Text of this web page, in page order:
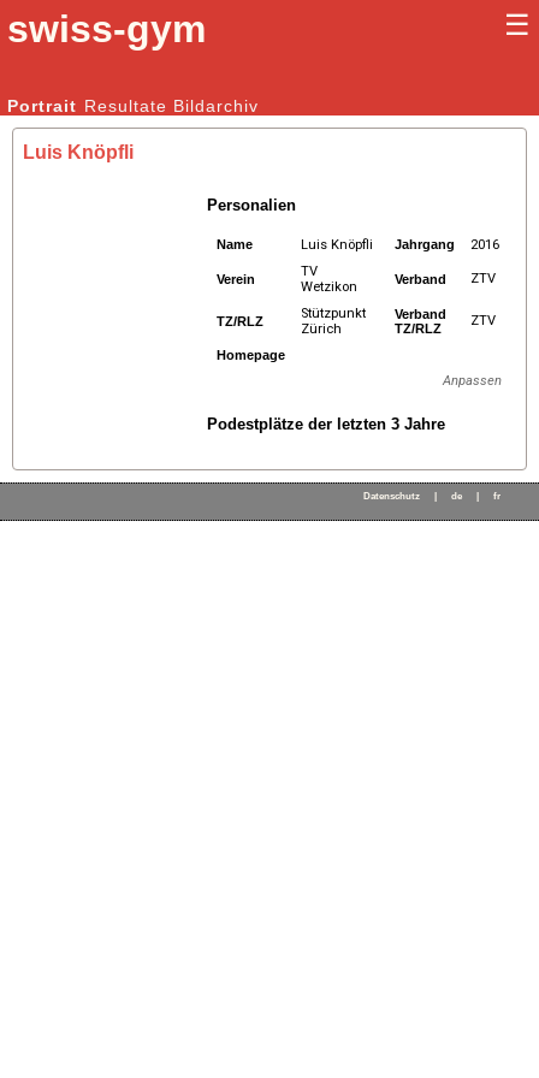
swiss-gym ☰
Kunstturnen Männer | Kunstturnen Frauen
Portrait Resultate Bildarchiv
Luis Knöpfli
Personalien
Name Luis Knöpfli Jahrgang 2016
Verein
TV
Wetzikon
Verband ZTV
TZ/RLZ
Stützpunkt
Zürich
Verband
TZ/RLZ
ZTV
Homepage
Anpassen
Podestplätze der letzten 3 Jahre
Datenschutz de fr